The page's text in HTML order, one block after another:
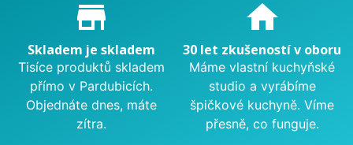
Proč nakupovat u nás?
store_mall_directory
Skladem je skladem
Tisíce produktů skladem
přímo v Pardubicích.
Objednáte dnes, máte
zítra.
home
30 let zkušeností v oboru
Máme vlastní kuchyňské
studio a vyrábíme
špičkové kuchyně. Víme
přesně, co funguje.